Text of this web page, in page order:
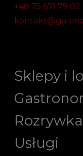
+48 75 671 79 02
Sklepy i
Rozrywka
Usługi